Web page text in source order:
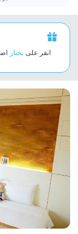
انقر على يختار